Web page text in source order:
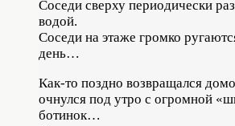
Соседи сверху периодически
водой.
Соседи на этаже громко
день…
Как-то поздно возвращался
очнулся под утро с огромной
ботинок…